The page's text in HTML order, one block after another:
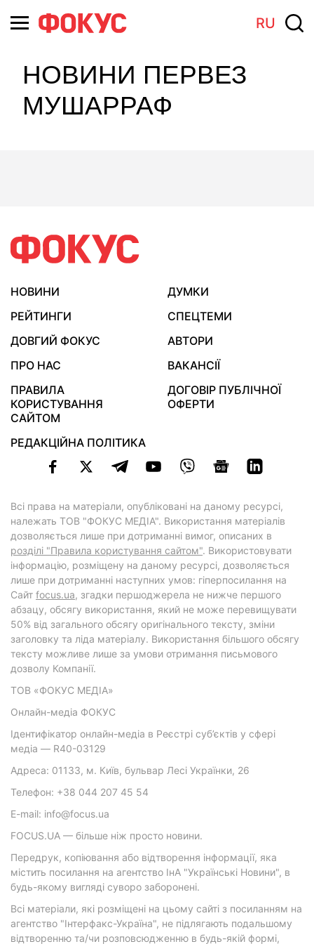
RU
НОВИНИ ПЕРВЕЗ
МУШАРРАФ
НОВИНИ
ДУМКИ
РЕЙТИНГИ
СПЕЦТЕМИ
ДОВГИЙ ФОКУС
АВТОРИ
ПРО НАС
ВАКАНСІЇ
ПРАВИЛА
КОРИСТУВАННЯ
САЙТОМ
ДОГОВІР ПУБЛІЧНОЇ
ОФЕРТИ
РЕДАКЦІЙНА ПОЛІТИКА
Всі права на матеріали, опубліковані на даному ресурсі,
належать ТОВ "ФОКУС МЕДІА". Використання матеріалів
дозволяється лише при дотриманні вимог, описаних в
розділі "Правила користування сайтом". Використовувати
інформацію, розміщену на даному ресурсі, дозволяється
лише при дотриманні наступних умов: гіперпосилання на
Cайт focus.ua, згадки першоджерела не нижче першого
абзацу, обсягу використання, який не може перевищувати
50% від загального обсягу оригінального тексту, зміни
заголовку та ліда матеріалу. Використання більшого обсягу
тексту можливе лише за умови отримання письмового
дозволу Компанії.
ТОВ «ФОКУС МЕДІА»
Онлайн-медіа ФОКУС
Ідентифікатор онлайн-медіа в Реєстрі суб’єктів у сфері
медіа — R40-03129
Адреса: 01133, м. Київ, бульвар Лесі Українки, 26
Телефон: +38 044 207 45 54
E-mail: info@focus.ua
FOCUS.UA — більше ніж просто новини.
Передрук, копіювання або відтворення інформації, яка
містить посилання на агентство ІнА "Українські Новини", в
будь-якому вигляді суворо заборонені.
Всі матеріали, які розміщені на цьому сайті з посиланням на
агентство "Інтерфакс-Україна", не підлягають подальшому
відтворенню та/чи розповсюдженню в будь-якій формі,